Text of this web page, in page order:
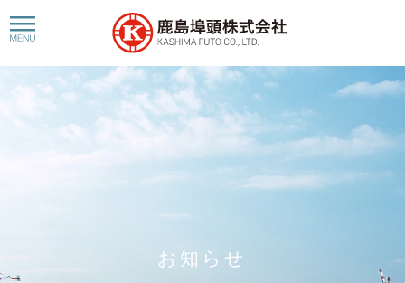
toggle
navigation
お知らせ